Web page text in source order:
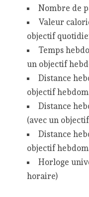
Nombre de
Valeur
objectif
Temps
un objectif
Distance
objectif
Distance
(avec un
Distance
objectif
Horloge
horaire)